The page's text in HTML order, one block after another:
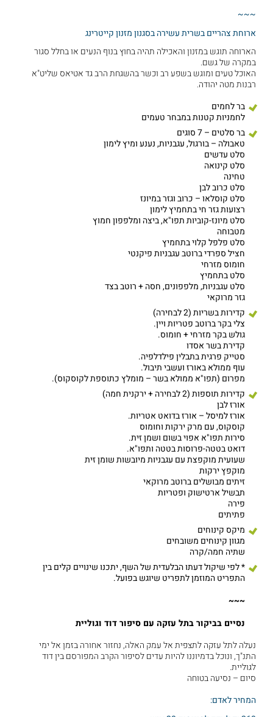
~~~
ארוחת צהריים בשרית עשירה בסגנון מזנון קייטרינג
הארוחה תוגש במזנון והאכילה תהיה בחוץ בנוף הנעים או בחלל סגור
במקרה של גשם.
האוכל טעים ומוגש בשפע רב וכשר בהשגחת הרב גד אטיאס שליט"א
רבנות מטה יהודה.
בר לחמים
לחמניות קטנות במבחר טעמים
בר סלטים – 7 סוגים
טאבולה – בורגול, עגבניות, נענע ומיץ לימון
סלט עדשים
סלט קינואה
טחינה
סלט כרוב לבן
סלט קוסלאו – כרוב וגזר במיונז
רצועות גזר חי בתחמיץ לימון
סלט מיונז-קוביות תפו"א, ביצה ומלפפון חמוץ
מטבוחה
סלט פלפל קלוי בתחמיץ
חציל ספרדי ברוטב עגבניות פיקנטי
חומוס מזרחי
סלט בתחמיץ
סלט עגבניות, מלפפונים, חסה + רוטב בצד
גזר מרוקאי
קדירות בשריות (2 לבחירה)
צלי בקר ברוטב פטריות ויין.
גולש בקר מזרחי + חומוס.
קדירת בשר אסדו
סטייק פרגית בתבלין פילדלפיה.
עוף ממולא באורז ועשבי תיבול.
מפרום (תפו"א ממולא בשר – מומלץ כתוספת לקוסקוס).
קדירות תוספות (2 לבחירה + ירקנית חמה)
אורז לבן
אורז למיסל – אורז בדואט אטריות.
קוסקוס, עם מרק ירקות וחומוס
סירות תפו"א אפוי בשום ושמן זית.
דואט בטטה-פרוסות בטטה ותפו"א.
שעועית מוקפצת עם עגבניות מיובשות שומן זית
מוקפץ ירקות
זיתים מבושלים ברוטב מרוקאי
תבשיל ארטישוק ופטריות
פירה
פתיתים
מיקס קינוחים
מגוון קינוחים משובחים
שתיה חמה/קרה
* לפי שיקול דעתו הבלעדית של השף, יתכנו שינויים קלים בין
התפריט המוזמן לתפריט שיוגש בפועל.
~~~
נסיים בביקור בתל עזקה עם סיפור דוד וגוליית
נעלה לתל עזקה לתצפית אל עמק האלה, נחזור אחורה בזמן אל ימי
התנ"ך, ונוכל בדמיוננו להיות עדים לסיפור הקרב המפורסם בין דוד
לגוליית.
סיום – נסיעה בטוחה
המחיר לאדם: